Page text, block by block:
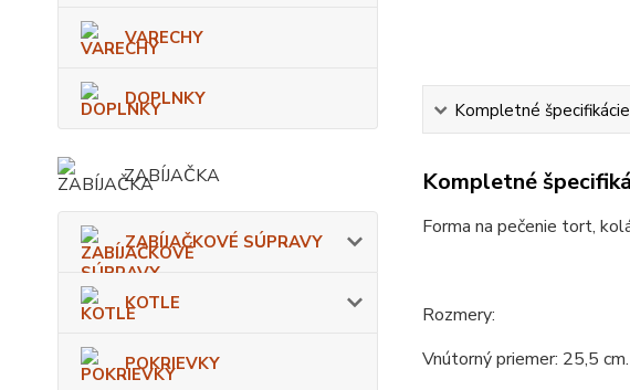
VARECHY
DOPLNKY
ZABÍJAČKA
ZABÍJAČKOVÉ SÚPRAVY
KOTLE
POKRIEVKY
Kompletné špecifikácie
Kompletné
Forma na pečenie tort,
Rozmery:
Vnútorný priemer: 25,5 cm.